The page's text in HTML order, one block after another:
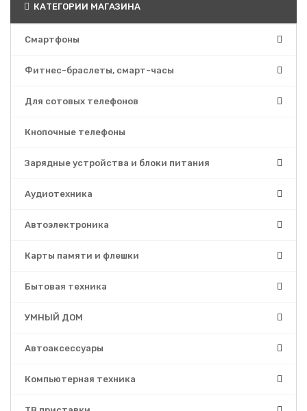
КАТЕГОРИИ МАГАЗИНА
Смартфоны
Фитнес-браслеты, смарт-часы
Для сотовых телефонов
Кнопочные телефоны
Зарядные устройства и блоки питания
Аудиотехника
Автоэлектроника
Карты памяти и флешки
Бытовая техника
УМНЫЙ ДОМ
Автоаксессуары
Компьютерная техника